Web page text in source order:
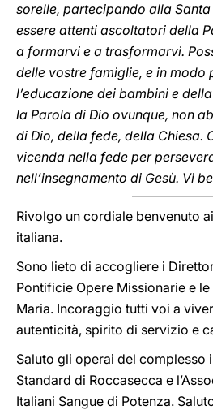
sorelle, partecipando alla
essere attenti ascoltatori della
a formarvi e a trasformarvi.
delle vostre famiglie, e in modo
l’educazione dei bambini e
la Parola di Dio ovunque, non
di Dio, della fede, della Chiesa.
vicenda nella fede per
nell’insegnamento di Gesù. Vi
Rivolgo un cordiale benvenuto
italiana.
Sono lieto di accogliere i
Pontificie Opere Missionarie e
Maria. Incoraggio tutti voi a
autenticità, spirito di servizio e
Saluto gli operai del complesso
Standard di Roccasecca e
Italiani Sangue di Potenza.